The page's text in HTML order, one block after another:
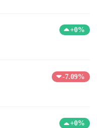
+0%
-7.09%
+0%